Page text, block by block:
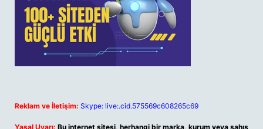
Reklam ve İletişim: Skype: live:.cid.575569c608265c69
Yasal Uyarı: Bu internet sitesi, herhangi bir marka, kurum veya şahıs